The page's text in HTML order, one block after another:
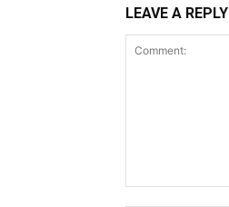
LEAVE A REPLY